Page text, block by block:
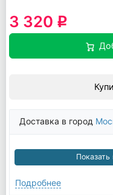
3 320 q
Доставка в город
Подробнее